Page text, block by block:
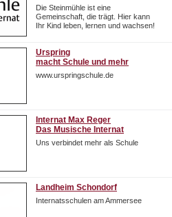
Die Steinmühle ist eine
Gemeinschaft, die trägt. Hier kann
Ihr Kind leben, lernen und wachsen!
Urspring
macht Schule und mehr
www.urspringschule.de
Internat Max Reger
Das Musische Internat
Uns verbindet mehr als Schule
Landheim Schondorf
Internatsschulen am Ammersee